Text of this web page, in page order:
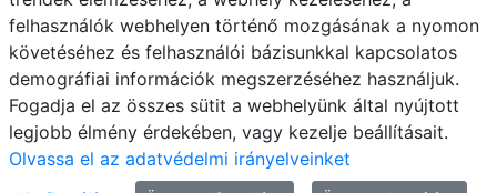
E-mail Telefonkönyv NEPTUN
E-learning
Bejelentkezés
Adatvédelem
felhasználók webhelyen történő mozgásának a nyomon
követéséhez és felhasználói bázisunkkal kapcsolatos
demográfiai információk megszerzéséhez használjuk.
Fogadja el az összes sütit a webhelyünk által nyújtott
legjobb élmény érdekében, vagy kezelje beállításait.
Olvassa el az adatvédelmi irányelveinket